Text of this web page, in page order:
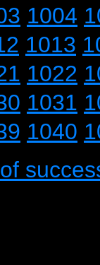
1004
1013
1022
1031
1040